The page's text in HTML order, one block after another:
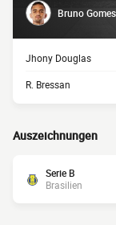
Bruno Gomes
Jhony Douglas
R. Bressan
Auszeichnungen
Serie B
Brasilien